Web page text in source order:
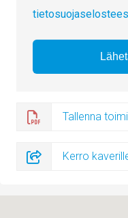
Tallenna
Kerro